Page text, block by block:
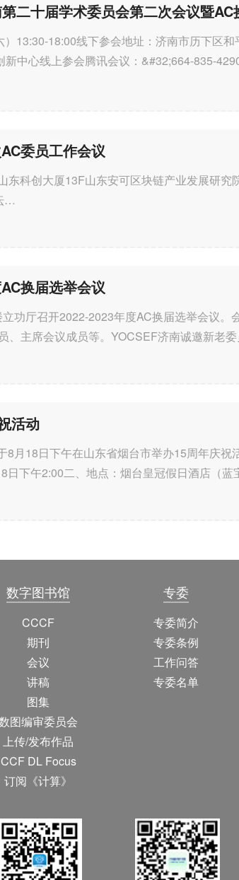
二十届学术委员会第二次会议暨AC
13:30-18:00线下参会地址：济南市历下区和
中心线上参会腾讯会议：&#32;664-835-
委员工作会议
科创大厦13F山东安可区块链产业发展研究
换届选举会议
功厅召开2022-2023年度AC换届选举会议。
主席会议成员等。YOCSEF济南诚邀新老
活动
月18日下午在山东省烟台市举办15周年庆祝
下午2:00二、地点：烟台皇冠假日酒店（蓝
由中国计算机学会（
承...
数字图书馆
CCCF
期刊
会议
讲稿
图集
图编审委员会
上传/发布作品
CCF DL Focus
订阅《计算》
专委
专委简介
专委条例
工作问答
专委名单